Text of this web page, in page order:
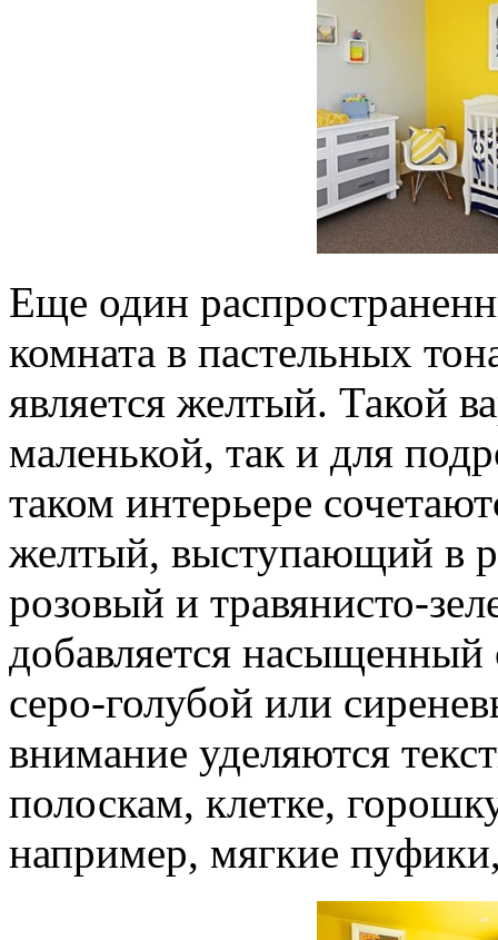
Еще один
комната в пастельных
является желтый. Такой
маленькой, так и для
таком интерьере
желтый, выступающий в
розовый и травянисто-
добавляется
серо-голубой или
внимание уделяются
полоскам, клетке,
например, мягкие